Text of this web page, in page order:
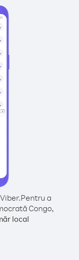
Pentru a
Congo,
local